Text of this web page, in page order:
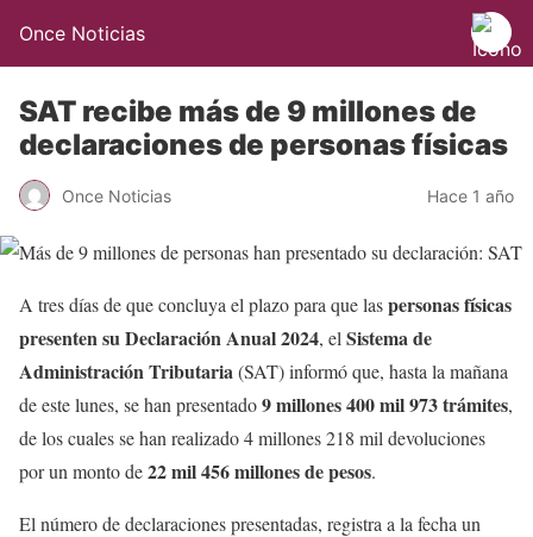
Once Noticias
SAT recibe más de 9 millones de
declaraciones de personas físicas
Once Noticias Hace 1 año
A tres días de que concluya el plazo para que laspersonas físicas
presenten su Declaración Anual 2024, el Sistema de
Administración Tributaria(SAT) informó que, hasta la mañana
de este lunes, se han presentado9 millones 400 mil 973 trámites,
de los cuales se han realizado 4 millones 218 mil devoluciones
por un monto de22 mil 456 millones de pesos.
El número de declaraciones presentadas, registra a la fecha un